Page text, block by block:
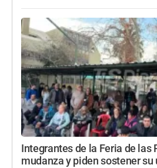
Integrantes de la Feria de las
mudanza y piden sostener su